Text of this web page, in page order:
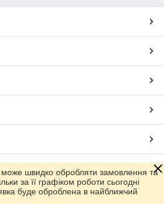
Prom.ua
може швидко обробляти замовлення та
за її графіком роботи сьогодні
буде оброблена в найближчий